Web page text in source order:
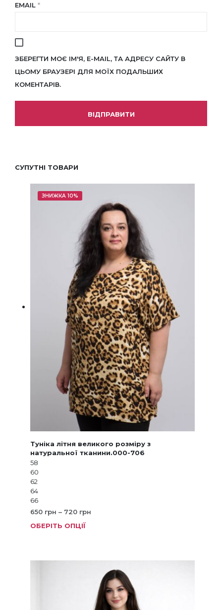
EMAIL *
ЗБЕРЕГТИ МОЄ ІМ'Я, E-MAIL, ТА АДРЕСУ САЙТУ В
ЦЬОМУ БРАУЗЕРІ ДЛЯ МОЇХ ПОДАЛЬШИХ
КОМЕНТАРІВ.
СУПУТНІ ТОВАРИ
ЗНИЖКА 10%
Туніка літня великого розміру з
натуральної тканини.000-706
58
60
62
64
66
650 грн – 720 грнДіапазон
720 грн
ОБЕРІТЬ ОПЦІЇ